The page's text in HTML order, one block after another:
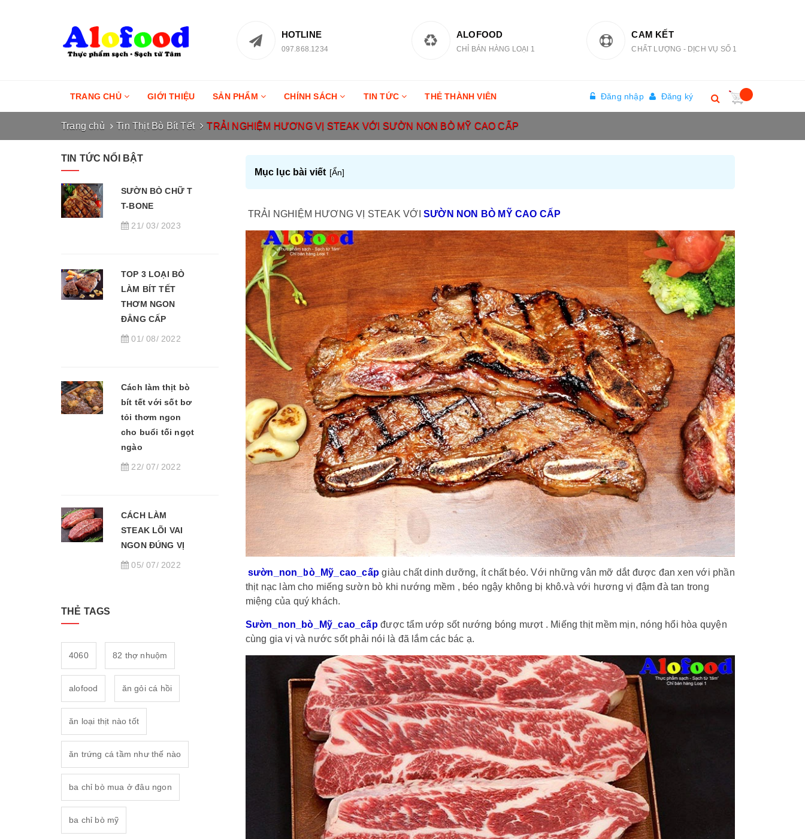
HOTLINE
097.868.1234
ALOFOOD
CHỈ BÁN HÀNG LOẠI 1
CAM KẾT
CHẤT LƯỢNG - DỊCH VỤ SỐ 1
TRANG CHỦ GIỚI THIỆU SẢN PHẨM CHÍNH SÁCH TIN TỨC THẺ THÀNH VIÊN Đăng nhập Đăng ký
Trang chủ Tin Thịt Bò Bít Tết TRẢI NGHIỆM HƯƠNG VỊ STEAK VỚI SƯỜN NON BÒ MỸ CAO CẤP
Mục lục bài viết [Ẩn]
TRẢI NGHIỆM HƯƠNG VỊ STEAK VỚI SƯỜN NON BÒ MỸ CAO CẤP
sườn_non_bò_Mỹ_cao_cấp giàu chất dinh dưỡng, ít chất béo. Với những vân mỡ dắt được đan xen với phần
thịt nạc làm cho miếng sườn bò khi nướng mềm , béo ngậy không bị khô.và với hương vị đậm đà tan trong
miệng của quý khách.
Sườn_non_bò_Mỹ_cao_cấpđược tẩm ướp sốt nướng bóng mượt . Miếng thịt mềm mịn, nóng hổi hòa quyện
cùng gia vị và nước sốt phải nói là đã lắm các bác ạ.
TIN TỨC NỔI BẬT
SƯỜN BÒ CHỮ T
T-BONE
21/ 03/ 2023
TOP 3 LOẠI BÒ
LÀM BÍT TẾT
THƠM NGON
ĐẲNG CẤP
01/ 08/ 2022
Cách làm thịt bò
bít tết với sốt bơ
tỏi thơm ngon
cho buổi tối ngọt
ngào
22/ 07/ 2022
CÁCH LÀM
STEAK LÕI VAI
NGON ĐÚNG VỊ
05/ 07/ 2022
THẺ TAGS
4060 82 thợ nhuộm
alofood ăn gỏi cá hồi
ăn loại thịt nào tốt
ăn trứng cá tầm như thế nào
ba chỉ bò mua ở đâu ngon
ba chỉ bò mỹ